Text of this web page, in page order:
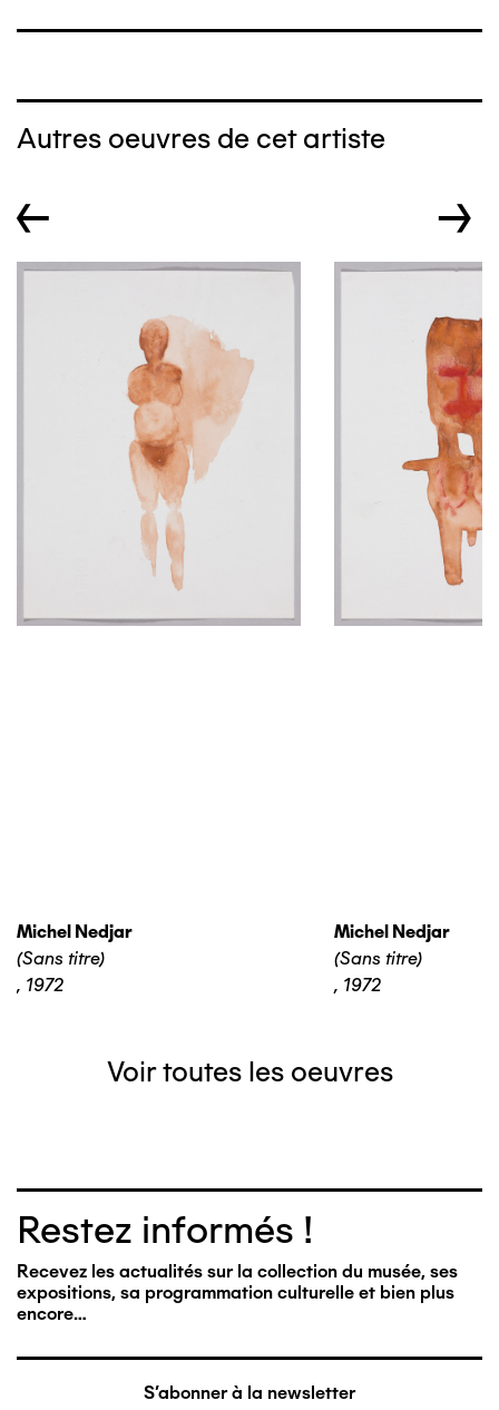
Autres oeuvres de cet artiste
← →
Michel Nedjar
(Sans titre)
, 1972
Michel Nedjar
(Sans titre)
, 1972
Voir toutes les oeuvres
Restez informés !
Recevez les actualités sur la collection du musée, ses
expositions, sa programmation culturelle et bien plus
encore…
S'abonner à la newsletter